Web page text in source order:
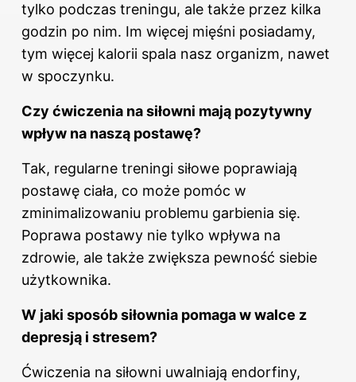
tylko podczas treningu, ale także przez kilka
godzin po nim. Im więcej mięśni posiadamy,
tym więcej kalorii spala nasz organizm, nawet
w spoczynku.
Czy ćwiczenia na siłowni mają pozytywny
wpływ na naszą postawę?
Tak, regularne treningi siłowe poprawiają
postawę ciała, co może pomóc w
zminimalizowaniu problemu garbienia się.
Poprawa postawy nie tylko wpływa na
zdrowie, ale także zwiększa pewność siebie
użytkownika.
W jaki sposób siłownia pomaga w walce z
depresją i stresem?
Ćwiczenia na siłowni uwalniają endorfiny,